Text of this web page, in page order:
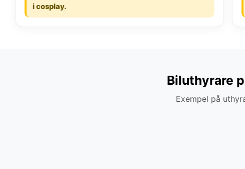
i cosplay.
Biluthyrare
Exempel på